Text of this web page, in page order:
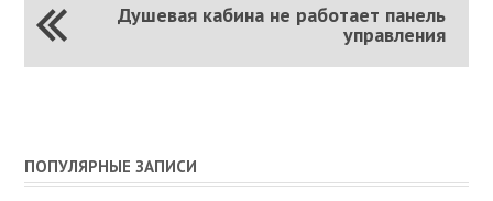
Душевая кабина не работает панель
управления
ПОПУЛЯРНЫЕ ЗАПИСИ